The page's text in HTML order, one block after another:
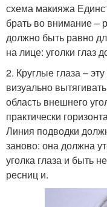
схема макияжа
брать во внимание –
должно быть равно
на лице: уголки глаз
2. Круглые глаза –
визуально
область внешнего
практически
Линия подводки
заново: она должна
уголка глаза и быть
ресниц и.